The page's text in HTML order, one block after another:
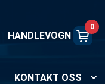
HANDLEVOGN
0
KONTAKT OSS